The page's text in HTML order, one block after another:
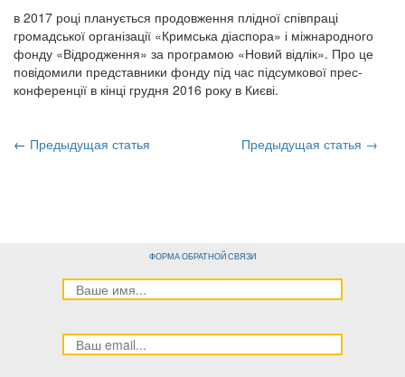
в 2017 році планується продовження плідної співпраці
громадської організації «Кримська діаспора» і міжнародного
фонду «Відродження» за програмою «Новий відлік». Про це
повідомили представники фонду під час підсумкової прес-
конференції в кінці грудня 2016 року в Києві.
← Предыдущая статья Предыдущая статья →
ФОРМА ОБРАТНОЙ СВЯЗИ